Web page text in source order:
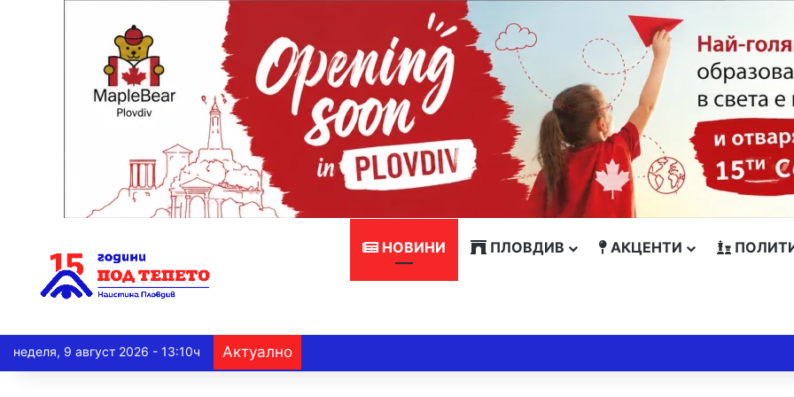
НОВИНИ ПЛОВДИВ АКЦЕНТИ
неделя, 9 август 2026 - 13:10ч Актуално